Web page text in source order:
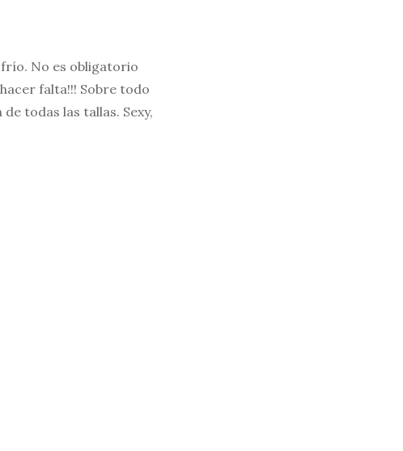
No es obligatorio
falta!!! Sobre todo
todas las tallas. Sexy,